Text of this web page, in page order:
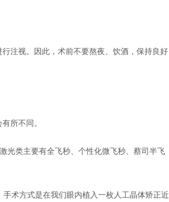
注视。因此，术前不要熬夜、饮酒，保持良好
所不同。
光类主要有全飞秒、个性化微飞秒、蔡司半飞
术方式是在我们眼内植入一枚人工晶体矫正近